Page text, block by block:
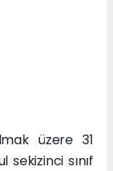
üzere 31
sınıf